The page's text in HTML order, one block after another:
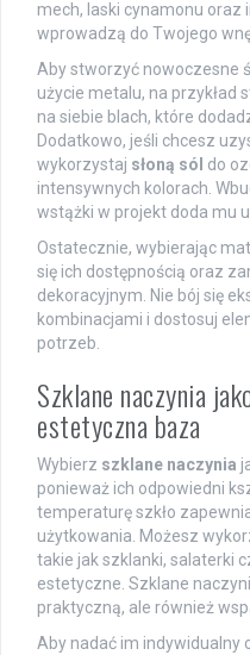
mech, laski cynamonu oraz
wprowadzą do Twojego
Aby stworzyć nowoczesne
użycie metalu, na przykład
na siebie blach, które
Dodatkowo, jeśli chcesz
wykorzystaj słoną sól do
intensywnych kolorach.
wstążki w projekt doda mu
Ostatecznie, wybierając
się ich dostępnością oraz
dekoracyjnym. Nie bój się
kombinacjami i dostosuj
potrzeb.
Szklane naczynia
estetyczna baza
Wybierz szklane naczynia
ponieważ ich odpowiedni
temperaturę szkło
użytkowania. Możesz
takie jak szklanki, salaterki
estetyczne. Szklane
praktyczną, ale również
Aby nadać im indywidualny